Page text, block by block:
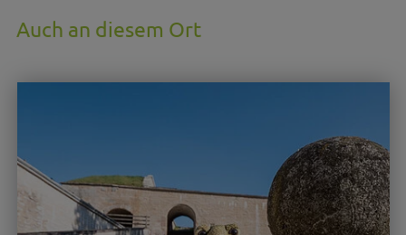
Auch an diesem Ort